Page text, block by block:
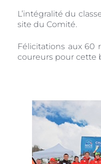
L’intégralité du
site du Comité.
Félicitations aux 60
coureurs pour cette